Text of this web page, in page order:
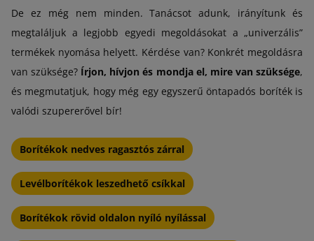
De ez még nem minden. Tanácsot adunk, irányítunk és
megtaláljuk a legjobb egyedi megoldásokat a „univerzális”
termékek nyomása helyett. Kérdése van? Konkrét megoldásra
van szüksége? Írjon, hívjon és mondja el, mire van szüksége,
és megmutatjuk, hogy még egy egyszerű öntapadós boríték is
valódi szupererővel bír!
Borítékok nedves ragasztós zárral
Levélborítékok leszedhető csíkkal
Borítékok rövid oldalon nyíló nyílással